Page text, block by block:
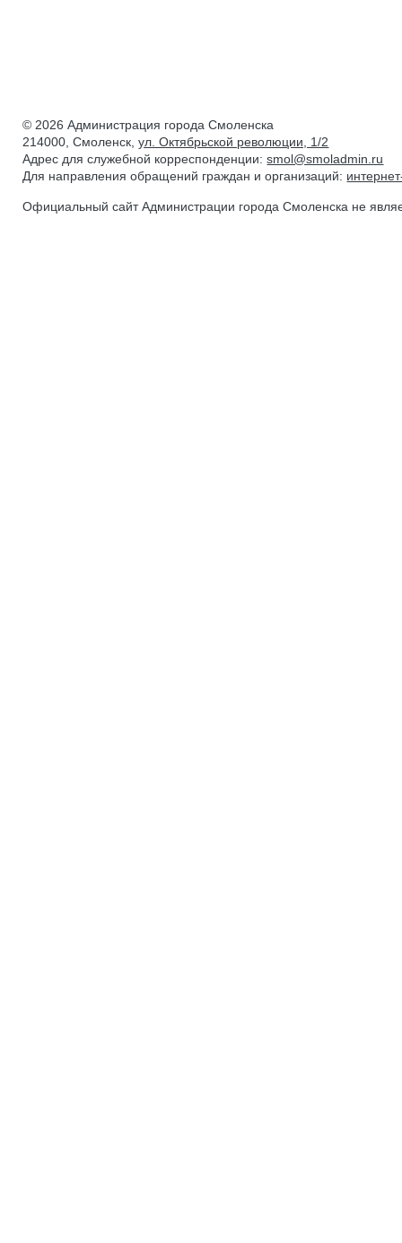
© 2026 Администрация города Смоленска
214000, Смоленск,ул. Октябрьской революции, 1/2
Адрес для служебной корреспонденции:smol@smoladmin.ru
Для направления обращений граждан и организаций:
Официальный сайт Администрации города Смоленска не